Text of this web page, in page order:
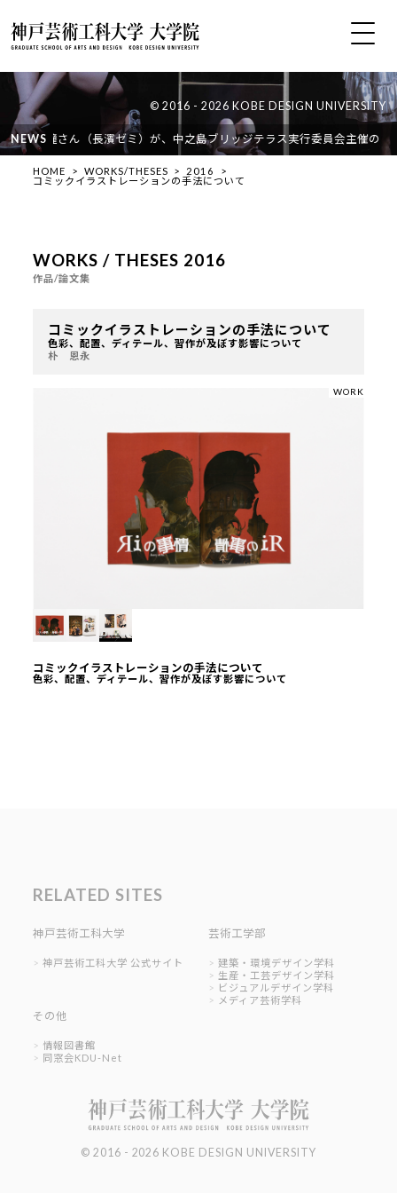
NEWS
紹鐘さん（長濱ゼミ）が、中之島ブリッジテラス実行委員会主催の「
© 2016 - 2026 KOBE DESIGN UNIVERSITY
HOME WORKS/THESES
2016
コミックイラストレーションの手法について
WORKS / THESES 2016
作品/論文集
コミックイラストレーションの手法について
色彩、配置、ディテール、習作が及ぼす影響について
朴 恩永
WORK
コミックイラストレーションの手法について
色彩、配置、ディテール、習作が及ぼす影響について
RELATED SITES
神戸芸術工科大学
神戸芸術工科大学 公式サイト
芸術工学部
建築・環境デザイン学科
生産・工芸デザイン学科
ビジュアルデザイン学科
メディア芸術学科
その他
情報図書館
同窓会KDU-Net
© 2016 - 2026 KOBE DESIGN UNIVERSITY